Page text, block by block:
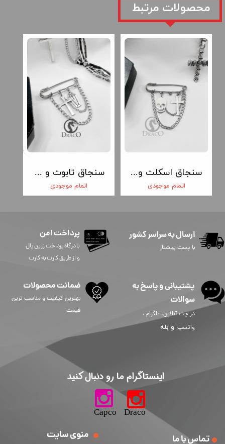
سنجاق تابوت و صلیب
اتمام موجودی
سنجاق اسکلت و صلیب
اتمام موجودی
​محصولات مرتبط
ارسال به سراسر کشور
با پست پیشتاز
منوی سایت تماس با ما
پرداخت امن
​​​​​با درگاه پرداخت زرین پال
و از طریق کارت به کارت
پشتیبانی و پاسخ به
سوالات
در چت آنلاین، تلگرام ،
واتسپ و بله
ضمانت محصولات
بهترین کیفیت و مناسب ترین
قیمت
​اینستاگرام ما رو دنبال کنید​​​​​​​
​​​​​​​​​​​​​​​​​​​​Capco Draco